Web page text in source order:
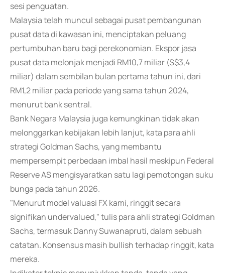
sesi penguatan.
Malaysia telah muncul sebagai pusat pembangunan
pusat data di kawasan ini, menciptakan peluang
pertumbuhan baru bagi perekonomian. Ekspor jasa
pusat data melonjak menjadi RM10,7 miliar (S$3,4
miliar) dalam sembilan bulan pertama tahun ini, dari
RM1,2 miliar pada periode yang sama tahun 2024,
menurut bank sentral.
Bank Negara Malaysia juga kemungkinan tidak akan
melonggarkan kebijakan lebih lanjut, kata para ahli
strategi Goldman Sachs, yang membantu
mempersempit perbedaan imbal hasil meskipun Federal
Reserve AS mengisyaratkan satu lagi pemotongan suku
bunga pada tahun 2026.
"Menurut model valuasi FX kami, ringgit secara
signifikan undervalued," tulis para ahli strategi Goldman
Sachs, termasuk Danny Suwanapruti, dalam sebuah
catatan. Konsensus masih bullish terhadap ringgit, kata
mereka.